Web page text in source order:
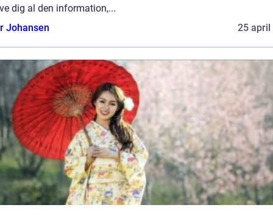
dig al den information,...
Johansen
25 april